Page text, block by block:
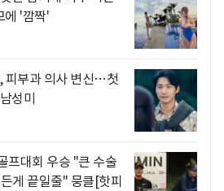
에 '깜짝'
피부과 의사 변신…첫
성미
프대회 우승 "큰 수술
게 끝일줄" 뭉클[핫피